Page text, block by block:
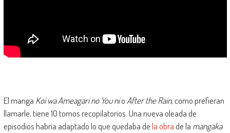
El manga Koi wa Ameagari no You nio After the Rain, como prefieran
llamarle, tiene 10 tomos recopilatorios. Una nueva oleada de
episodios habría adaptado lo que quedaba dela obrade la mangaka